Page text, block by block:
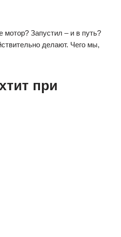
Запустил – и в путь?
делают. Чего мы,
при